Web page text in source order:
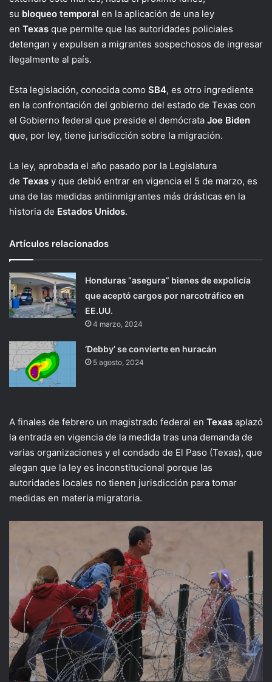
su bloqueo temporal en la aplicación de una ley
en Texas que permite que las autoridades policiales
detengan y expulsen a migrantes sospechosos de ingresar
ilegalmente al país.
Esta legislación, conocida como SB4, es otro ingrediente
en la confrontación del gobierno del estado de Texas con
el Gobierno federal que preside el demócrata Joe Biden
que, por ley, tiene jurisdicción sobre la migración.
La ley, aprobada el año pasado por la Legislatura
de Texas y que debió entrar en vigencia el 5 de marzo, es
una de las medidas antiinmigrantes más drásticas en la
historia de Estados Unidos.
Artículos relacionados
Honduras “asegura” bienes de expolicía
que aceptó cargos por narcotráfico en
EE.UU.
4 marzo, 2024
‘Debby’ se convierte en huracán
5 agosto, 2024
A finales de febrero un magistrado federal en Texas aplazó
la entrada en vigencia de la medida tras una demanda de
varias organizaciones y el condado de El Paso (Texas), que
alegan que la ley es inconstitucional porque las
autoridades locales no tienen jurisdicción para tomar
medidas en materia migratoria.